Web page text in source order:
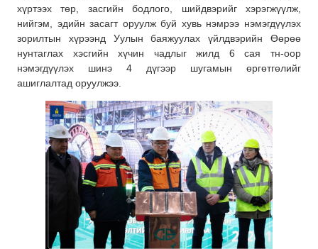
хүртээх төр, засгийн бодлого, шийдвэрийг хэрэгжүүлж,
нийгэм, эдийн засагт оруулж буй хувь нэмрээ нэмэгдүүлэх
зорилтын хүрээнд Уулын баяжуулах үйлдвэрийн Өөрөө
нунтаглах хэсгийн хүчин чадлыг жилд 6 сая тн-оор
нэмэгдүүлэх шинэ 4 дүгээр шугамын өргөтгөлийг
ашиглалтад оруулжээ.